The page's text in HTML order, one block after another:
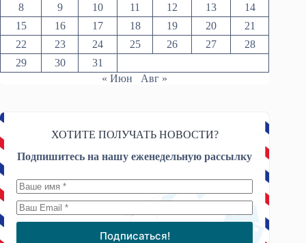
8
9 10 11 12 13
14
15
16 17 18 19 20
21
22
23 24 25 26 27
28
29
30
31
« Июн
Авг »
ХОТИТЕ ПОЛУЧАТЬ НОВОСТИ?
Подпишитесь на нашу еженедельную рассылку
Подписаться!